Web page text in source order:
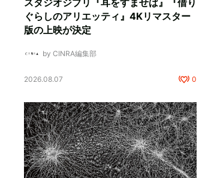
スタジオジブリ『耳をすませば』『借り
ぐらしのアリエッティ』4Kリマスター
版の上映が決定
by CINRA編集部
2026.08.07 0